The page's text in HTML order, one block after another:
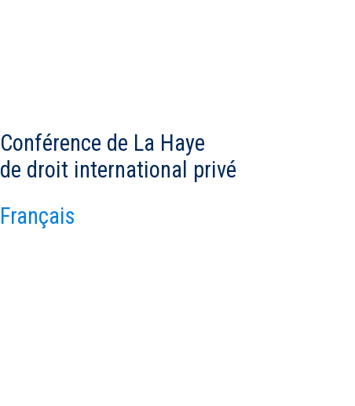
Conférence de La Haye
de droit international privé
Français